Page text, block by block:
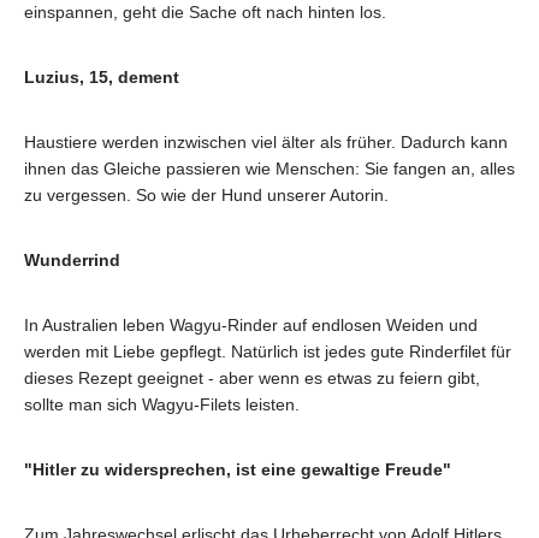
einspannen, geht die Sache oft nach hinten los.
Luzius, 15, dement
Haustiere werden inzwischen viel älter als früher. Dadurch kann
ihnen das Gleiche passieren wie Menschen: Sie fangen an, alles
zu vergessen. So wie der Hund unserer Autorin.
Wunderrind
In Australien leben Wagyu-Rinder auf endlosen Weiden und
werden mit Liebe gepflegt. Natürlich ist jedes gute Rinderfilet für
dieses Rezept geeignet - aber wenn es etwas zu feiern gibt,
sollte man sich Wagyu-Filets leisten.
"Hitler zu widersprechen, ist eine gewaltige Freude"
Zum Jahreswechsel erlischt das Urheberrecht von Adolf Hitlers